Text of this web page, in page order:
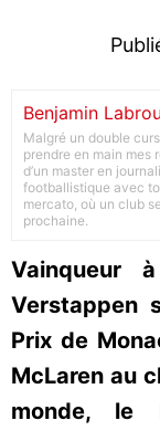
Benjamin
Malgré un double
prendre en main mes
d’un master en
footballistique avec
mercato, où un club
prochaine.
Vainqueur
Verstappen
Prix de
McLaren au
monde, le